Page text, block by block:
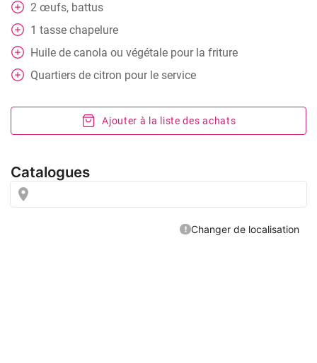
2 œufs, battus
1 tasse chapelure
Huile de canola ou végétale pour la friture
Quartiers de citron pour le service
Ajouter à la liste des achats